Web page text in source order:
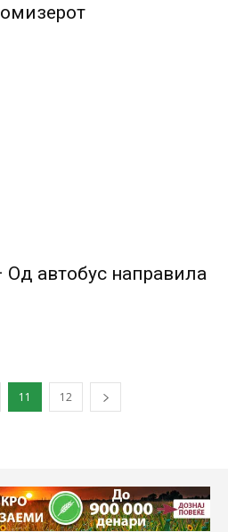
Од автобус направила
11 12